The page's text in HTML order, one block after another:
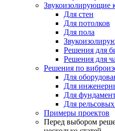
Звукоизолирующие
Для стен
Для потолков
Для пола
Решения для
Решения для
Решения по
Для
Для
Для
Для
Примеры проектов
Перед выбором